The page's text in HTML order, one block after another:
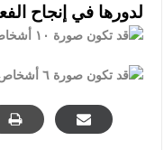
لدورها في إنجاح